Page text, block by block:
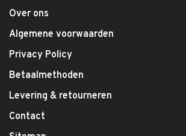
Over ons
Algemene voorwaarden
Privacy Policy
Betaalmethoden
Levering & retourneren
Contact